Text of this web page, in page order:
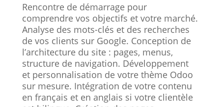
Rencontre de démarrage pour
comprendre vos objectifs et votre marché.
Analyse des mots-clés et des recherches
de vos clients sur Google. Conception de
l’architecture du site : pages, menus,
structure de navigation. Développement
et personnalisation de votre thème Odoo
sur mesure. Intégration de votre contenu
en français et en anglais si votre clientèle